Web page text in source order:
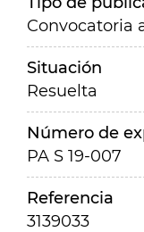
Convocatoria
Situación
Resuelta
Número de
PA S 19-007
Referencia
3139033